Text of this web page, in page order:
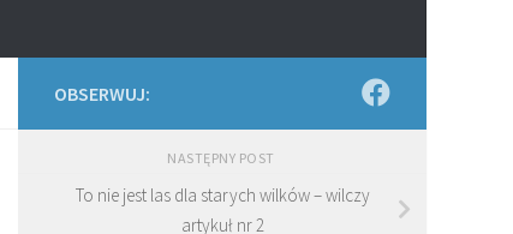
OBSERWUJ:
NASTĘPNY POST
To nie jest las dla starych wilków – wilczy
artykuł nr 2